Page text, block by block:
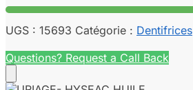
UGS : 15693 Catégorie : Dentifrices
Questions? Request a Call Back